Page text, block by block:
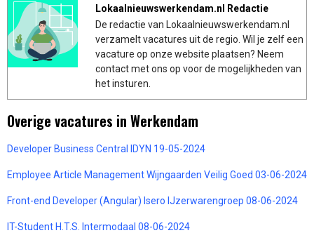
Lokaalnieuwswerkendam.nl Redactie
De redactie van Lokaalnieuwswerkendam.nl
verzamelt vacatures uit de regio. Wil je zelf een
vacature op onze website plaatsen? Neem
contact met ons op voor de mogelijkheden van
het insturen.
Overige vacatures in Werkendam
Developer Business Central IDYN 19-05-2024
Employee Article Management Wijngaarden Veilig Goed 03-06-2024
Front-end Developer (Angular) Isero IJzerwarengroep 08-06-2024
IT-Student H.T.S. Intermodaal 08-06-2024